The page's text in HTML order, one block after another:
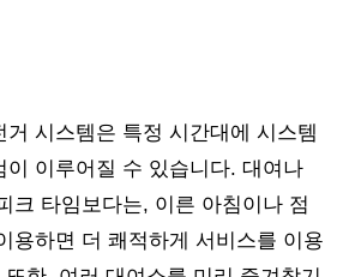
거 시스템은 특정 시간대에 시스템
이 이루어질 수 있습니다. 대여나
크 타임보다는, 이른 아침이나 점
용하면 더 쾌적하게 서비스를 이용